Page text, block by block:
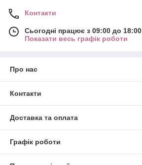
Контакти
Сьогодні працює з 09:00 до 18:00
Показати весь графік роботи
Про нас
Контакти
Доставка та оплата
Графік роботи